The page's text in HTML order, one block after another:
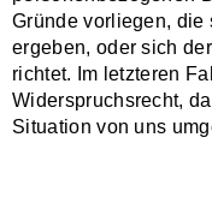
Gründe vorliegen, die
ergeben, oder sich
richtet. Im letzteren
Widerspruchsrecht,
Situation von uns